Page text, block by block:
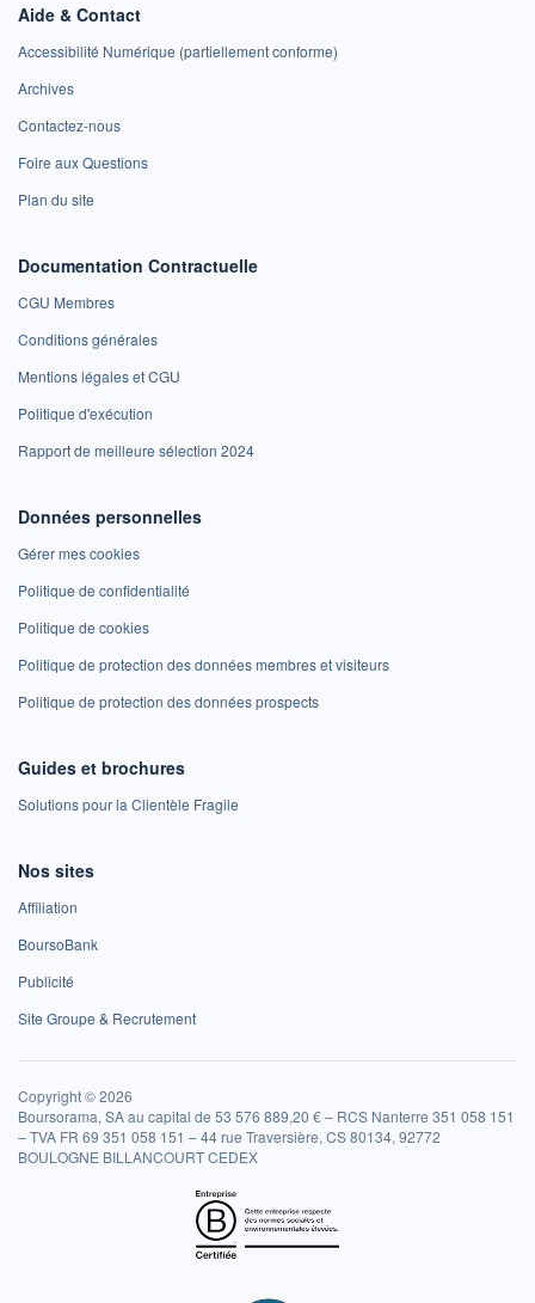
Aide & Contact
Accessibilité Numérique (partiellement conforme)
Archives
Contactez-nous
Foire aux Questions
Plan du site
Documentation Contractuelle
CGU Membres
Conditions générales
Mentions légales et CGU
Politique d'exécution
Rapport de meilleure sélection 2024
Données personnelles
Gérer mes cookies
Politique de confidentialité
Politique de cookies
Politique de protection des données membres et visiteurs
Politique de protection des données prospects
Guides et brochures
Solutions pour la Clientèle Fragile
Nos sites
Affiliation
BoursoBank
Publicité
Site Groupe & Recrutement
Copyright © 2026
Boursorama, SA au capital de 53 576 889,20 € – RCS Nanterre 351 058 151
– TVA FR 69 351 058 151 – 44 rue Traversière, CS 80134, 92772
BOULOGNE BILLANCOURT CEDEX